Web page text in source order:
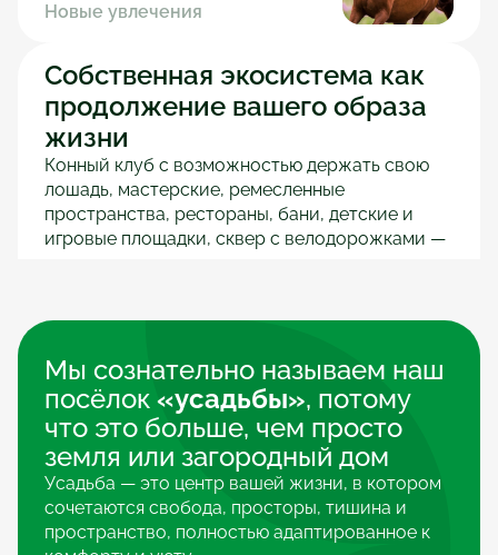
Новые увлечения
Собственная экосистема как
продолжение вашего образа
жизни
Конный клуб с возможностью держать свою
лошадь, мастерские, ремесленные
пространства, рестораны, бани, детские и
игровые площадки, сквер с велодорожками —
Мы сознательно называем наш
посёлок «усадьбы», потому
что это больше, чем просто
земля или загородный дом
Усадьба — это центр вашей жизни, в котором
сочетаются свобода, просторы, тишина и
пространство, полностью адаптированное к